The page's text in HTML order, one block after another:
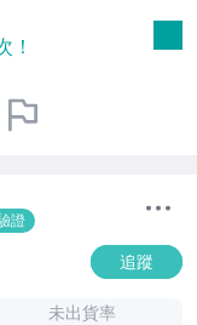
！
證
追蹤
未出貨率